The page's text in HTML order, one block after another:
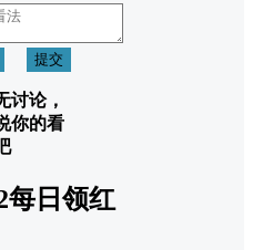
提交
讨论，
你的看
每日领红